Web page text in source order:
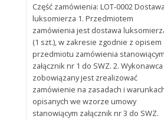
Część zamówienia: LOT-0002
luksomierza 1. Przedmiotem
zamówienia jest dostawa
(1 szt.), w zakresie zgodnie z opisem
przedmiotu zamówienia
załącznik nr 1 do SWZ. 2. Wykonawca
zobowiązany jest zrealizować
zamówienie na zasadach i
opisanych we wzorze umowy
stanowiącym załącznik nr 3 do SWZ.